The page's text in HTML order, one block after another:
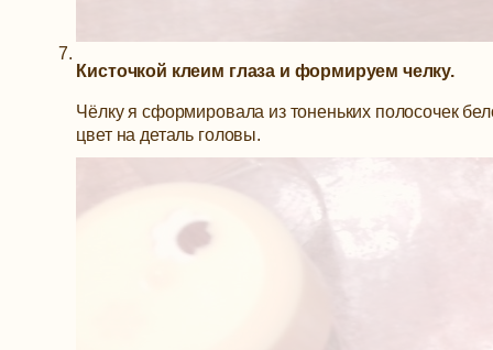
Кисточкой клеим глаза и формируем челку.
Чёлку я сформировала из тоненьких полосочек
цвет на деталь головы.